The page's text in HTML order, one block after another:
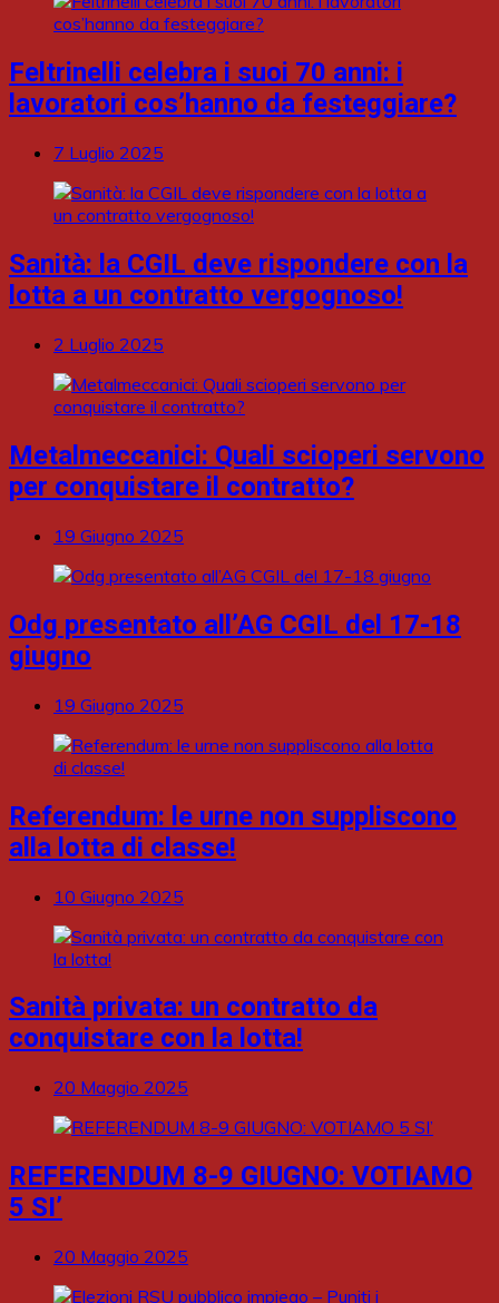
Feltrinelli celebra i suoi 70 anni: i
lavoratori cos’hanno da festeggiare?
7 Luglio 2025
Sanità: la CGIL deve rispondere con la
lotta a un contratto vergognoso!
2 Luglio 2025
Metalmeccanici: Quali scioperi servono
per conquistare il contratto?
19 Giugno 2025
Odg presentato all’AG CGIL del 17-18
giugno
19 Giugno 2025
Referendum: le urne non suppliscono
alla lotta di classe!
10 Giugno 2025
Sanità privata: un contratto da
conquistare con la lotta!
20 Maggio 2025
REFERENDUM 8-9 GIUGNO: VOTIAMO
5 SI’
20 Maggio 2025